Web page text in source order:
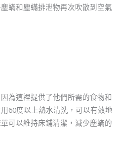
蟎和塵蟎排泄物再次吹散到空氣
為這裡提供了他們所需的食物和
60度以上熱水清洗，可以有效地
可以維持床鋪清潔，減少塵蟎的